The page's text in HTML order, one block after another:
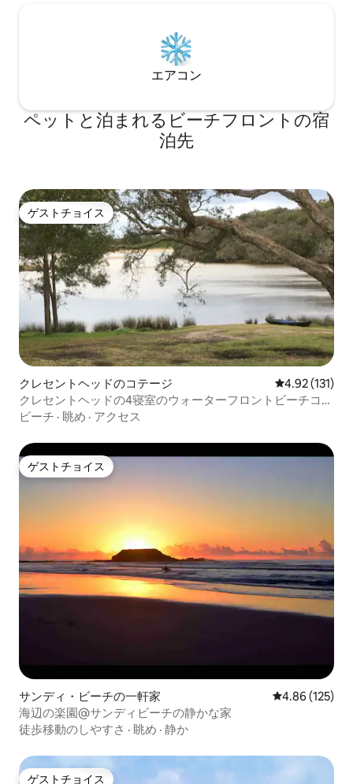
エアコン
ペットと泊まれるビーチフロントの宿
泊先
ゲストチョイス
ゲストチョイス
クレセントヘッドのコテージ レビュー131
4.92 (131)
クレセントヘッドの4寝室のウォーターフロントビーチコテ
ージ
ビーチ · 眺め · アクセス
ゲストチョイス
ゲストチョイス
サンディ・ビーチの一軒家 レビュー125
4.86 (125)
海辺の楽園@サンディビーチの静かな家
徒歩移動のしやすさ · 眺め · 静か
ゲストチョイス